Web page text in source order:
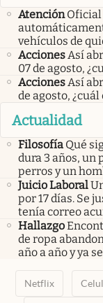
Atención Oficial
vehículos de
AccionesAsí
07 de agosto,
AccionesAsí
de agosto,
Actualidad
Filosofía Qué
dura 3 años, un
perros y un
Juicio Laboral
por 17 días. Se
tenía correo
Hallazgo
de ropa
año a año y ya
Netflix